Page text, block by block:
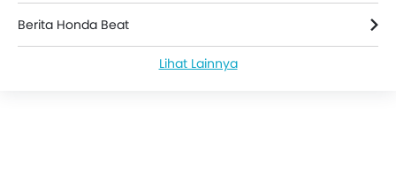
Berita Honda Beat
Lihat Lainnya